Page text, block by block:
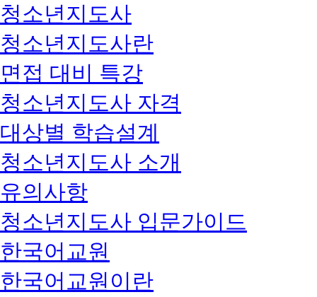
청소년지도사
청소년지도사란
면접 대비 특강
청소년지도사 자격
대상별 학습설계
청소년지도사 소개
유의사항
청소년지도사 입문가이드
한국어교원
한국어교원이란